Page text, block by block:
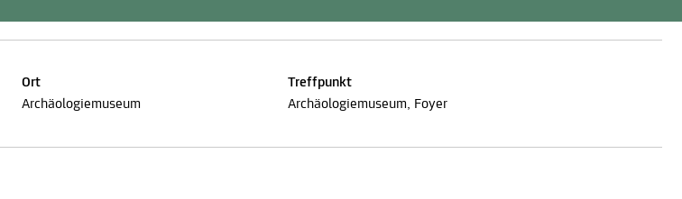
Ort
Archäologiemuseum
Treffpunkt
Archäologiemuseum, Foyer